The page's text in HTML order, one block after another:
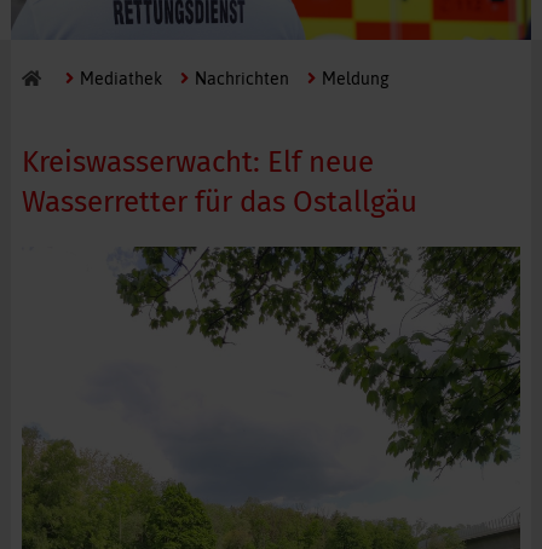
Mediathek Nachrichten Meldung
Kreiswasserwacht: Elf neue
Wasserretter für das Ostallgäu